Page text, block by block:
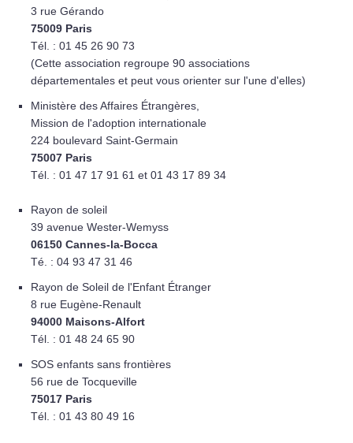
3 rue Gérando
75009 Paris
Tél. : 01 45 26 90 73
(Cette association regroupe 90 associations
départementales et peut vous orienter sur l'une d'elles)
Ministère des Affaires Étrangères,
Mission de l'adoption internationale
224 boulevard Saint-Germain
75007 Paris
Tél. : 01 47 17 91 61 et 01 43 17 89 34
Rayon de soleil
39 avenue Wester-Wemyss
06150 Cannes-la-Bocca
Té. : 04 93 47 31 46
Rayon de Soleil de l'Enfant Étranger
8 rue Eugène-Renault
94000 Maisons-Alfort
Tél. : 01 48 24 65 90
SOS enfants sans frontières
56 rue de Tocqueville
75017 Paris
Tél. : 01 43 80 49 16